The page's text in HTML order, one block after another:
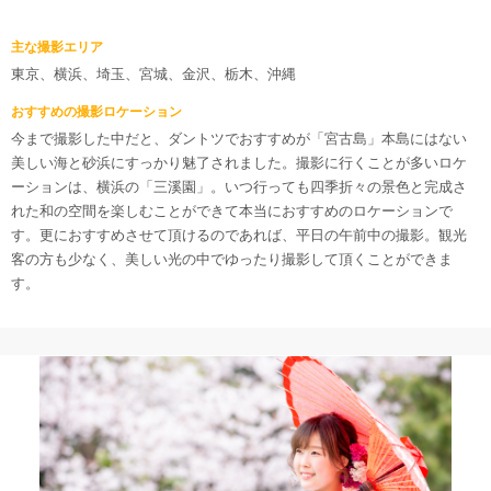
チャペルでの撮影 人気スポットでの撮影
豊富なカラードレス
豊富な色打掛・着物
ペットと撮影
夜景での撮影
LGBTフレンドリー
家族・友人と撮影
主な撮影エリア
東京、横浜、埼玉、宮城、金沢、栃木、沖縄
おすすめの撮影ロケーション
今まで撮影した中だと、ダントツでおすすめが「宮古島」本島にはない
美しい海と砂浜にすっかり魅了されました。撮影に行くことが多いロケ
ーションは、横浜の「三溪園」。いつ行っても四季折々の景色と完成さ
れた和の空間を楽しむことができて本当におすすめのロケーションで
す。更におすすめさせて頂けるのであれば、平日の午前中の撮影。観光
客の方も少なく、美しい光の中でゆったり撮影して頂くことができま
す。